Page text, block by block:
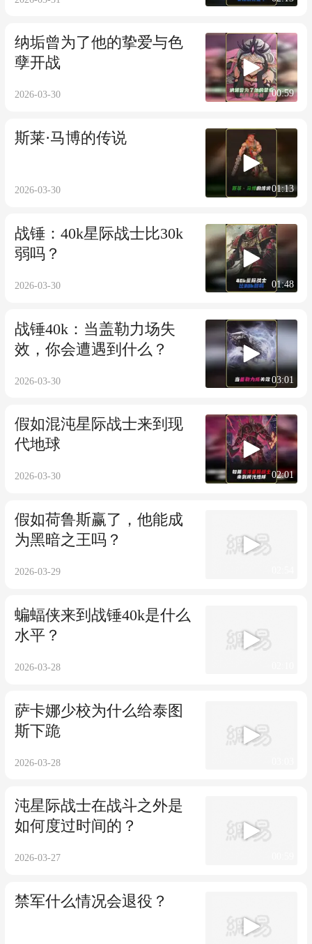
纳垢曾为了他的挚爱与色
孽开战
2026-03-30 00:59
斯莱·马博的传说
2026-03-30 01:13
战锤：40k星际战士比30k
弱吗？
2026-03-30 01:48
战锤40k：当盖勒力场失
效，你会遭遇到什么？
2026-03-30 03:01
假如混沌星际战士来到现
代地球
2026-03-30 02:01
假如荷鲁斯赢了，他能成
为黑暗之王吗？
2026-03-29
蝙蝠侠来到战锤40k是什么
水平？
2026-03-28
萨卡娜少校为什么给泰图
斯下跪
2026-03-28
沌星际战士在战斗之外是
如何度过时间的？
2026-03-27
禁军什么情况会退役？